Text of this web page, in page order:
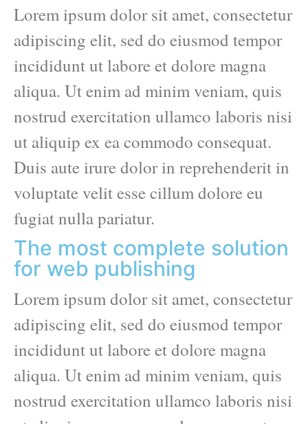
Lorem ipsum dolor sit amet, consectetur
adipiscing elit, sed do eiusmod tempor
incididunt ut labore et dolore magna
aliqua. Ut enim ad minim veniam, quis
nostrud exercitation ullamco laboris nisi
ut aliquip ex ea commodo consequat.
Duis aute irure dolor in reprehenderit in
voluptate velit esse cillum dolore eu
fugiat nulla pariatur.
The most complete solution
for web publishing
Lorem ipsum dolor sit amet, consectetur
adipiscing elit, sed do eiusmod tempor
incididunt ut labore et dolore magna
aliqua. Ut enim ad minim veniam, quis
nostrud exercitation ullamco laboris nisi